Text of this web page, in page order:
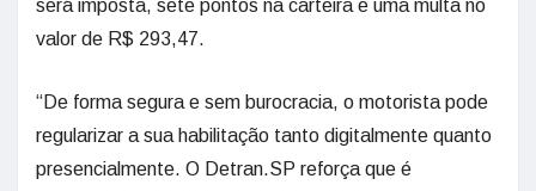
será imposta, sete pontos na carteira e uma multa no
valor de R$ 293,47.
“De forma segura e sem burocracia, o motorista pode
regularizar a sua habilitação tanto digitalmente quanto
presencialmente. O Detran.SP reforça que é